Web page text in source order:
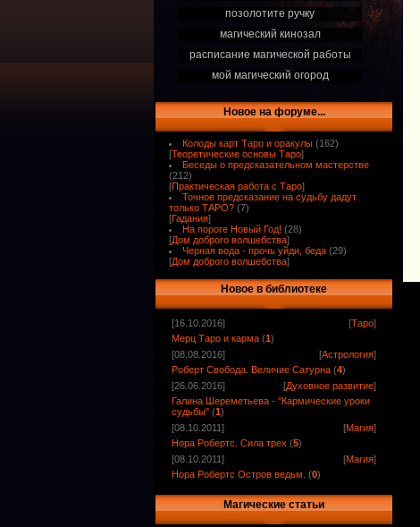
позолотите ручку
магический кинозал
расписание магической работы
мой магический огород
Новое на форуме...
Колоды карт Таро и оракулы (162)
[Теоретические основы Таро]
Беседы о предсказательном мастерстве
(212)
[Практическая работа с Таро]
Точное предсказание на судьбу дадут
только ТАРО? (7)
[Гадания]
На пороге Новый Год! (28)
[Дом доброго волшебства]
Черная вода - прочь уйди, беда (29)
[Дом доброго волшебства]
Новое в библиотеке
[16.10.2016] [Таро]
Мерц Таро и карма (1)
[08.08.2016]
[Астрология]
Роберт Свобода. Величие Сатурна (4)
[26.06.2016]
[Духовное развитие]
Галина Шереметьева - "Кармические уроки
судьбы" (1)
[08.10.2011]
[Магия]
Нора Робертс. Сила трех (5)
[08.10.2011]
[Магия]
Нора Робертс Остров ведьм. (0)
Магические статьи